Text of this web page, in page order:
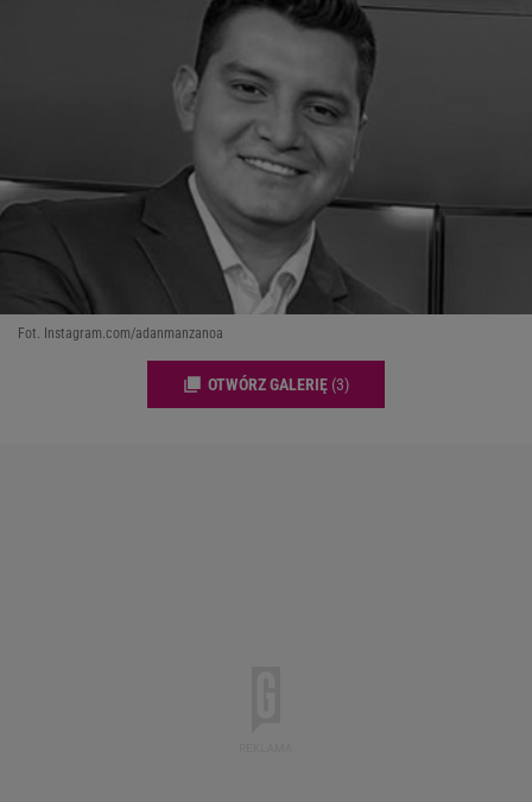
Fot. Instagram.com/adanmanzanoa
OTWÓRZ GALERIĘ (3)